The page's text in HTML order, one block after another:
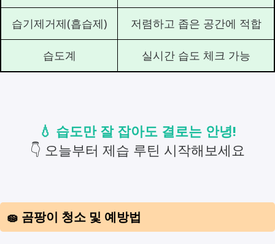
습기제거제(흡습제) 저렴하고 좁은 공간에 적합
습도계 실시간 습도 체크 가능
💧 습도만 잘 잡아도 결로는 안녕!
👇 오늘부터 제습 루틴 시작해보세요
🧽 곰팡이 청소 및 예방법